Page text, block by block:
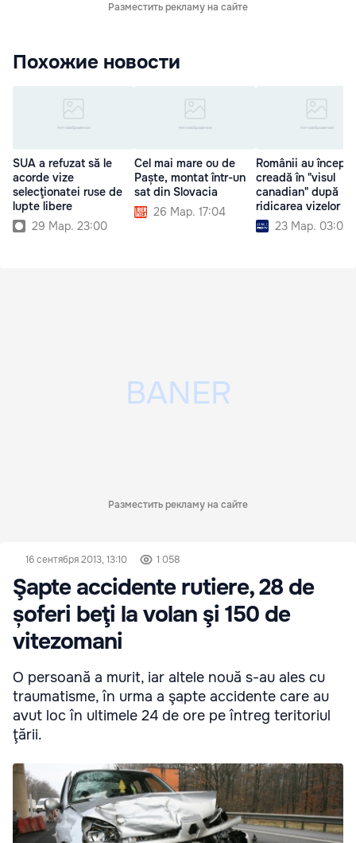
Разместить рекламу на сайте
Похожие новости
SUA a refuzat să le
acorde vize
selecţionatei ruse de
lupte libere
29 Мар. 23:00
Cel mai mare ou de
Paște, montat într-un
sat din Slovacia
26 Мар. 17:04
Românii au
creadă în "visul
canadian" după
ridicarea vizelor
23 Мар. 03:00
Разместить рекламу на сайте
16 сентября 2013, 13:10 1 058
Şapte accidente rutiere, 28 de
șoferi beţi la volan şi 150 de
vitezomani
O persoană a murit, iar altele nouă s-au ales cu
traumatisme, în urma a şapte accidente care au
avut loc în ultimele 24 de ore pe întreg teritoriul
ţării.